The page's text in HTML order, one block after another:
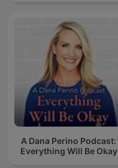
A Dana Perino Podcast:
Everything Will Be Okay